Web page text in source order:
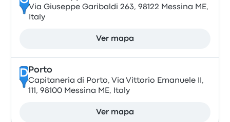
Via Giuseppe Garibaldi 263, 98122 Messina ME,
Italy
Ver mapa
DPorto
Capitaneria di Porto, Via Vittorio Emanuele II,
111, 98100 Messina ME, Italy
Ver mapa